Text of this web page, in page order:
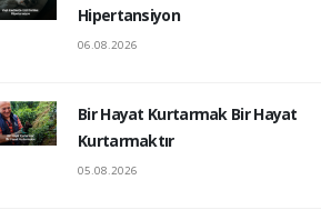
Hipertansiyon
06.08.2026
Bir Hayat Kurtarmak Bir Hayat
Kurtarmaktır
05.08.2026